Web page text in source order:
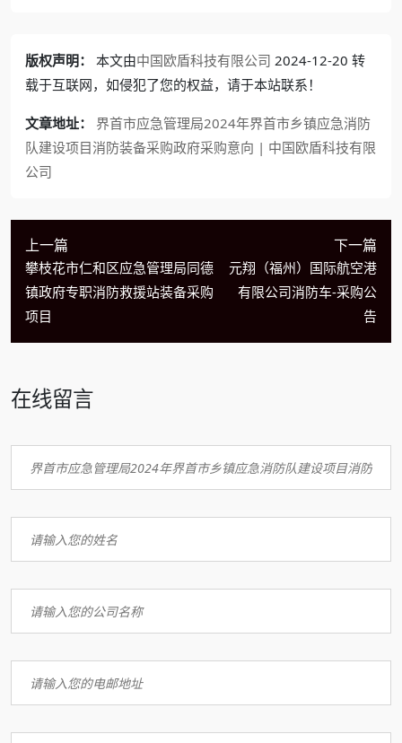
版权声明： 本文由中国欧盾科技有限公司 2024-12-20 转
载于互联网，如侵犯了您的权益，请于本站联系！
文章地址：
界首市应急管理局2024年界首市乡镇应急消防
队建设项目消防装备采购政府采购意向 | 中国欧盾科技有限
公司
上一篇
攀枝花市仁和区应急管理局同德
镇政府专职消防救援站装备采购
项目
下一篇
元翔（福州）国际航空港
有限公司消防车-采购公
告
在线留言